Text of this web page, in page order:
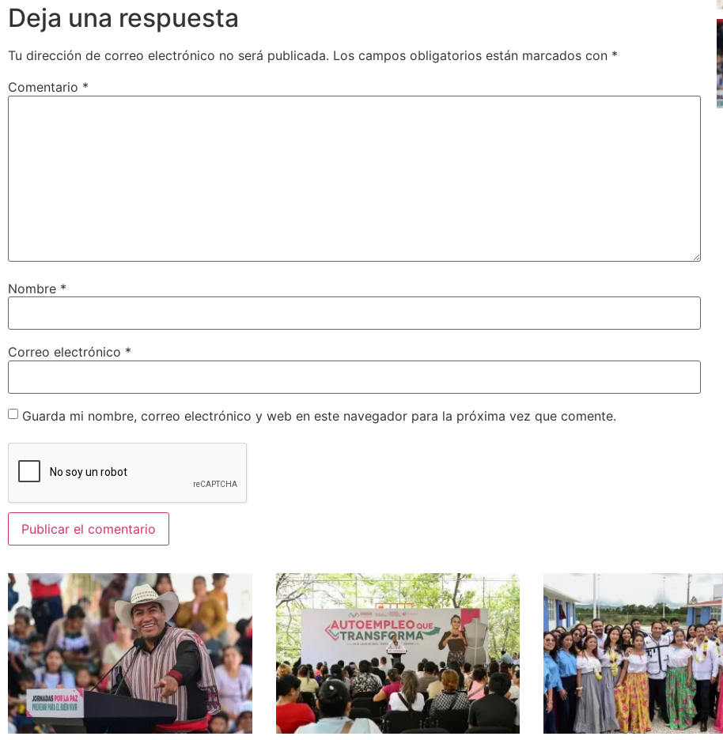
Deja una respuesta
Tu dirección de correo electrónico no será publicada. Los campos obligatorios están marcados con *
Comentario *
Nombre *
Correo electrónico *
Guarda mi nombre, correo electrónico y web en este navegador para la próxima vez que comente.